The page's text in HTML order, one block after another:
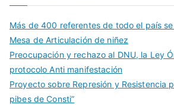
Más de 400 referentes de todo el país
Mesa de Articulación de niñez
Preocupación y rechazo al DNU, la Ley
protocolo Anti manifestación
Proyecto sobre Represión y Resistencia
pibes de Consti”